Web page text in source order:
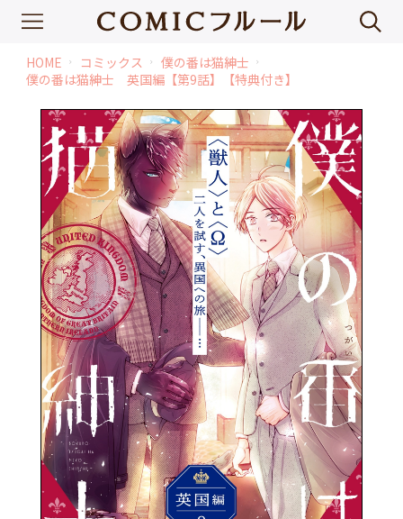
HOME chevron_right コミックス chevron_right 僕の番は猫紳士 chevron_right
僕の番は猫紳士 英国編【第9話】【特典付き】